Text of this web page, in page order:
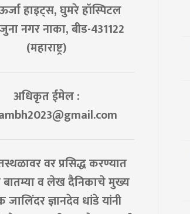
हाइट्स, घुमरे हॉस्पिटल
नगर नाका, बीड-431122
(महाराष्ट्र)
अधिकृत ईमेल :
वर प्रसिद्ध करण्यात
व लेख दैनिकाचे मुख्य
ज्ञानदेव धांडे यांनी